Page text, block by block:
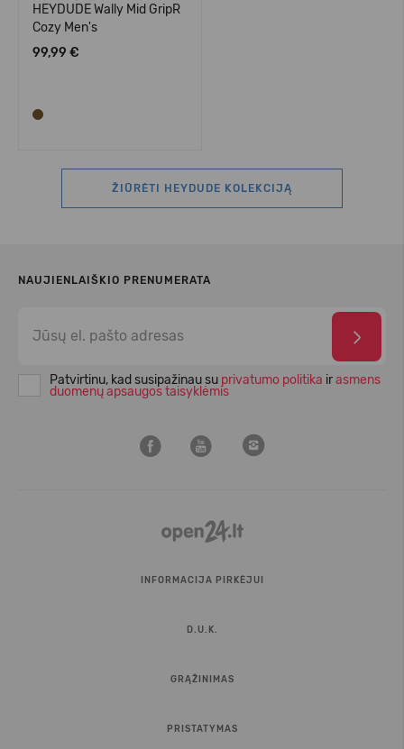
HEYDUDE Wally Mid GripR
Cozy Men's
99,99 €
ŽIŪRĖTI HEYDUDE KOLEKCIJĄ
NAUJIENLAIŠKIO PRENUMERATA
Patvirtinu, kad susipažinau su privatumo politika irasmens
duomenų apsaugos taisyklėmis
INFORMACIJA PIRKĖJUI
D.U.K.
GRĄŽINIMAS
PRISTATYMAS